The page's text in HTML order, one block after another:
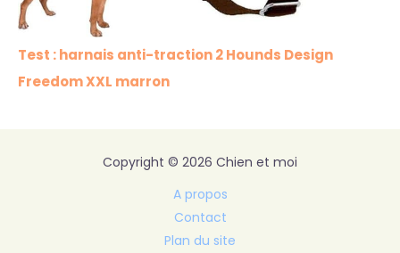
Test : harnais anti-traction 2 Hounds Design
Freedom XXL marron
Copyright © 2026 Chien et moi
A propos
Contact
Plan du site